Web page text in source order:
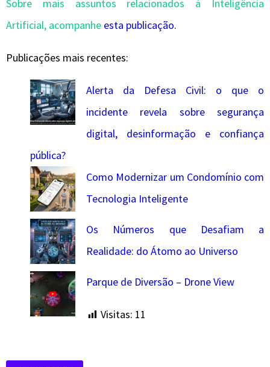
Sobre mais assuntos relacionados à Inteligência
Artificial, acompanhe esta publicação.
Publicações mais recentes:
Alerta da Defesa Civil: o que o
incidente revela sobre segurança
digital, desinformação e confiança
pública?
Como Modernizar um Condomínio com
Tecnologia Inteligente
Os Números que Desafiam a
Realidade: do Átomo ao Universo
Parque de Diversão – Drone View
Visitas: 11